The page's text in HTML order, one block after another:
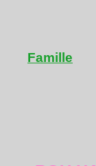
Famille